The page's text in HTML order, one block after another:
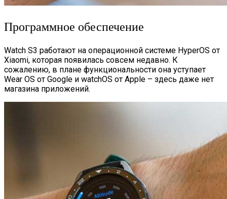
Программное обеспечение
Watch S3 работают на операционной системе HyperOS от
Xiaomi, которая появилась совсем недавно. К
сожалению, в плане функциональности она уступает
Wear OS от Google и watchOS от Apple – здесь даже нет
магазина приложений.